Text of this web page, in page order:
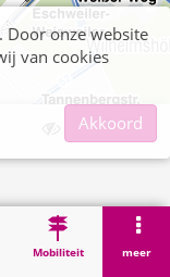
Mobiliteit meer
Door onze website
van cookies
Akkoord